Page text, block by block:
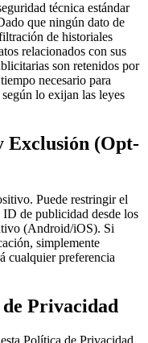
técnica estándar
que ningún dato de
de historiales
relacionados con sus
son retenidos por
necesario para
lo exijan las leyes
Exclusión (Opt-
Puede restringir el
ID de publicidad desde los
(Android/iOS). Si
simplemente
cualquier preferencia
Privacidad
Política de Privacidad